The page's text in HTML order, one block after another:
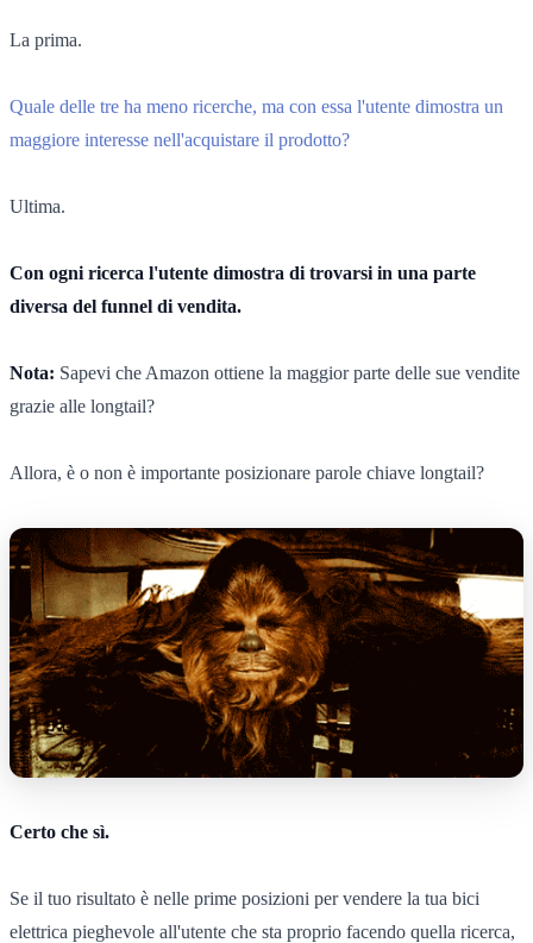
La prima.
Quale delle tre ha meno ricerche, ma con essa l'utente dimostra un
maggiore interesse nell'acquistare il prodotto?
Ultima.
Con ogni ricerca l'utente dimostra di trovarsi in una parte
diversa del funnel di vendita.
Nota: Sapevi che Amazon ottiene la maggior parte delle sue vendite
grazie alle longtail?
Allora, è o non è importante posizionare parole chiave longtail?
Certo che sì.
Se il tuo risultato è nelle prime posizioni per vendere la tua bici
elettrica pieghevole all'utente che sta proprio facendo quella ricerca,